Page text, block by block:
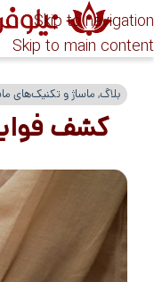
Skip to navigation
Skip to main content
بلاگ, ماساژ و تکنیک‌های
کشف